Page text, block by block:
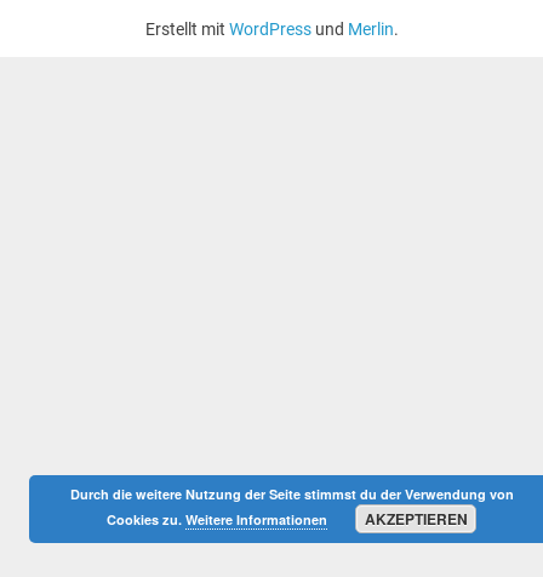
Erstellt mit WordPressund Merlin.
Durch die weitere Nutzung der Seite stimmst du der Verwendung von
Cookies zu.Weitere Informationen AKZEPTIEREN